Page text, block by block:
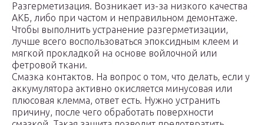
Разгерметизация. Возникает из-за низкого качества
АКБ, либо при частом и неправильном демонтаже.
Чтобы выполнить устранение разгерметизации,
лучше всего воспользоваться эпоксидным клеем и
мягкой прокладкой на основе войлочной или
фетровой ткани.
Смазка контактов. На вопрос о том, что делать, если у
аккумулятора активно окисляется минусовая или
плюсовая клемма, ответ есть. Нужно устранить
причину, после чего обработать поверхности